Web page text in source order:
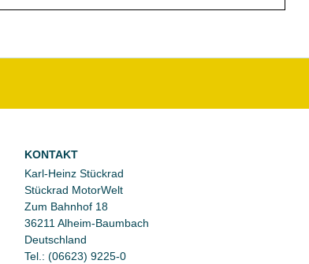
KONTAKT
Karl-Heinz Stückrad
Stückrad MotorWelt
Zum Bahnhof 18
36211 Alheim-Baumbach
Deutschland
Tel.: (06623) 9225-0